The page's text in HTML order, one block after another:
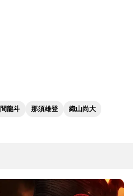
龍斗 那須雄登 織山尚大